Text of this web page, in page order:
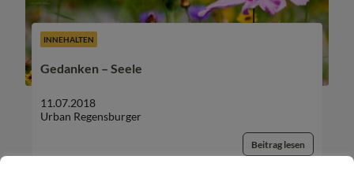
INNEHALTEN
Gedanken – Seele
11.07.2018
Urban Regensburger
Beitrag lesen